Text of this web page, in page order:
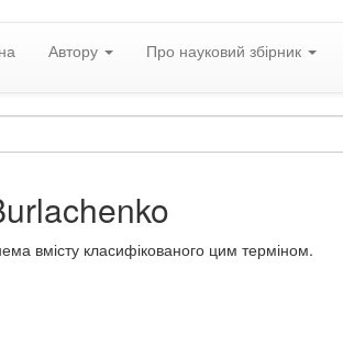
Автору Про науковий збірник
вмісту класифікованого цим терміном.